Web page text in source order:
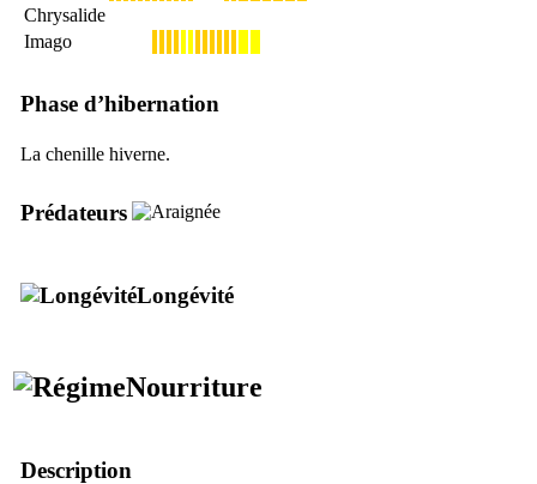
Chrysalide
Imago
Phase d’hibernation
La chenille hiverne.
Prédateurs
Longévité
Nourriture
Description